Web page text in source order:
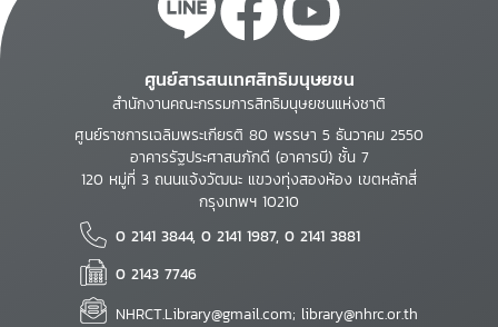
ศูนย์สารสนเทศสิทธิมนุษยชน
สำนักงานคณะกรรมการสิทธิมนุษยชนแห่งชาติ
ศูนย์ราชการเฉลิมพระเกียรติ 80 พรรษา 5 ธันวาคม 2550
อาคารรัฐประศาสนภักดี (อาคารบี) ชั้น 7
120 หมู่ที่ 3 ถนนแจ้งวัฒนะ แขวงทุ่งสองห้อง เขตหลักสี่
กรุงเทพฯ 10210
0 2141 3844, 0 2141 1987, 0 2141 3881
0 2143 7746
NHRCT.Library@gmail.com; library@nhrc.or.th